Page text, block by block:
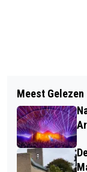
KIEK!
MEI
GEEFT
Meest Gelezen